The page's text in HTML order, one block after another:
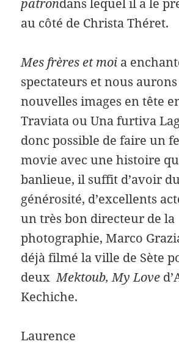
au côté de Christa Théret.
Mes frères et moi a
spectateurs et nous
nouvelles images en tête
Traviata ou Una furtiva
donc possible de faire un
movie avec une histoire
banlieue, il suffit d’avoir
générosité, d’excellents
un très bon directeur de la
photographie, Marco
déjà filmé la ville de Sète
deuxMektoub, My Love
Kechiche.
Laurence